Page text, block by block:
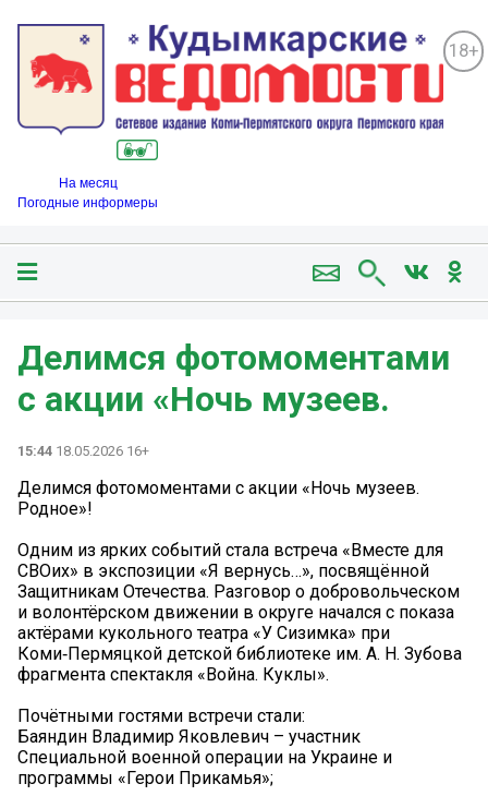
18+
На месяц
Погодные информеры
Делимся фотомоментами
с акции «Ночь музеев.
15:44 18.05.2026 16+
Делимся фотомоментами с акции «Ночь музеев.
Родное»!
Одним из ярких событий стала встреча «Вместе для
СВОих» в экспозиции «Я вернусь…», посвящённой
Защитникам Отечества. Разговор о добровольческом
и волонтёрском движении в округе начался с показа
актёрами кукольного театра «У Сизимка» при
Коми‑Пермяцкой детской библиотеке им. А. Н. Зубова
фрагмента спектакля «Война. Куклы».
Почётными гостями встречи стали:
Баяндин Владимир Яковлевич – участник
Специальной военной операции на Украине и
программы «Герои Прикамья»;